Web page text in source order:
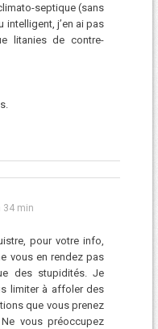
septique (sans
intelligent, j’en ai pas
litanies de contre-
34 min
pour votre info,
vous en rendez pas
des stupidités. Je
limiter à affoler des
que vous prenez
vous préoccupez